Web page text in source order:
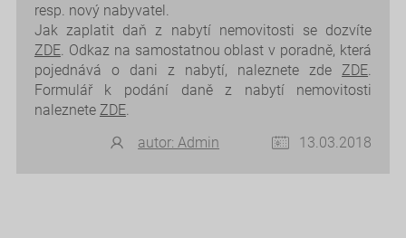
resp. nový nabyvatel.
Jak zaplatit daň z nabytí nemovitosti se dozvíte
ZDE. Odkaz na samostatnou oblast v poradně, která
pojednává o dani z nabytí, naleznete zdeZDE.
Formulář k podání daně z nabytí nemovitosti
naleznete ZDE.
autor: Admin
13.03.2018